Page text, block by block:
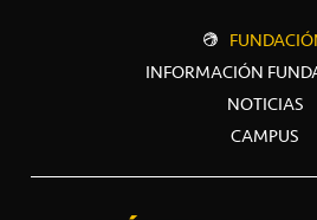
INFORMACIÓN
NOTICIAS
CAMPUS